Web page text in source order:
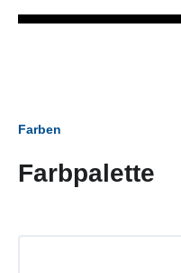
Farben
Farbpalette